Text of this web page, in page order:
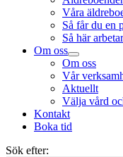
Våra
Så får du en
Så här
Om oss
Om oss
Vår
Aktuellt
Välja vård
Kontakt
Boka tid
Sök efter: